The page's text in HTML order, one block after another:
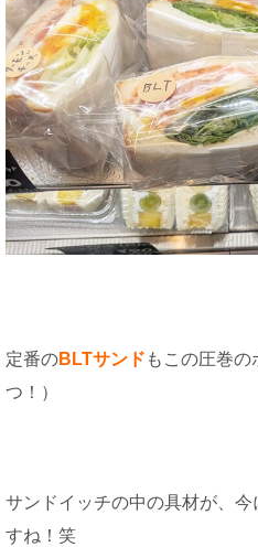
定番のBLTサンド もこの圧巻の
つ！）
サンドイッチの中の具材が、
すね！笑